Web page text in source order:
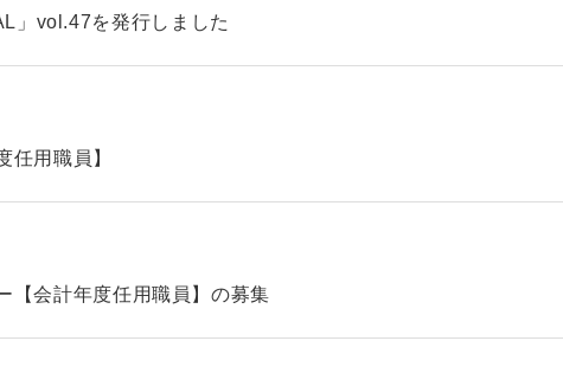
」vol.47を発行しました
任用職員】
【会計年度任用職員】の募集